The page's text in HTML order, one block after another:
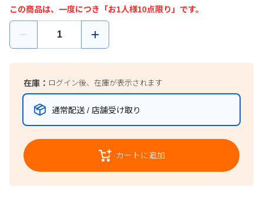
この商品は、一度につき「お1人様10点限り」です。
在庫： ログイン後、在庫が表示されます
通常配送 / 店舗受け取り
カートに追加